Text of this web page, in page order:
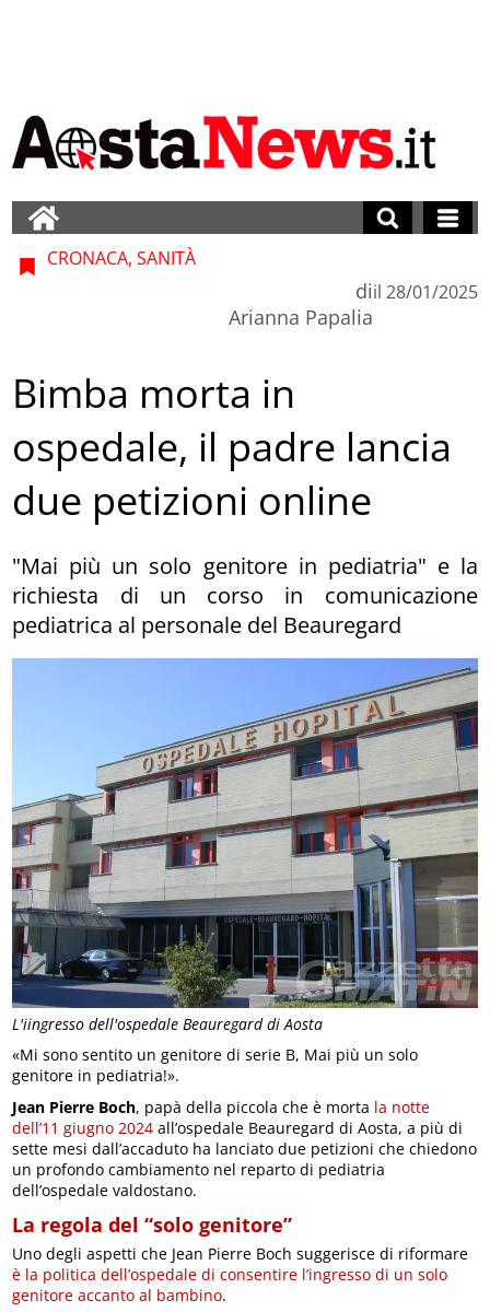
L'iingresso dell'ospedale Beauregard di Aosta
CRONACA, SANITÀ
di
Arianna Papalia
il 28/01/2025
Bimba morta in
ospedale, il padre lancia
due petizioni online
"Mai più un solo genitore in pediatria" e la
richiesta di un corso in comunicazione
pediatrica al personale del Beauregard
«Mi sono sentito un genitore di serie B, Mai più un solo
genitore in pediatria!».
Jean Pierre Boch, papà della piccola che è morta la notte
dell’11 giugno 2024 all’ospedale Beauregard di Aosta, a più di
sette mesi dall’accaduto ha lanciato due petizioni che chiedono
un profondo cambiamento nel reparto di pediatria
dell’ospedale valdostano.
La regola del “solo genitore”
Uno degli aspetti che Jean Pierre Boch suggerisce di riformare
è la politica dell’ospedale di consentire l’ingresso di un solo
genitore accanto al bambino.